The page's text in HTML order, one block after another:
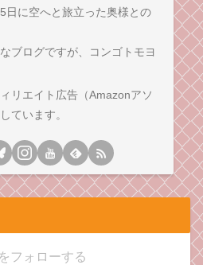
日に空へと旅立った奥様との
ブログですが、コンゴトモヨ
リエイト広告（Amazonアソ
ています。
フォローする